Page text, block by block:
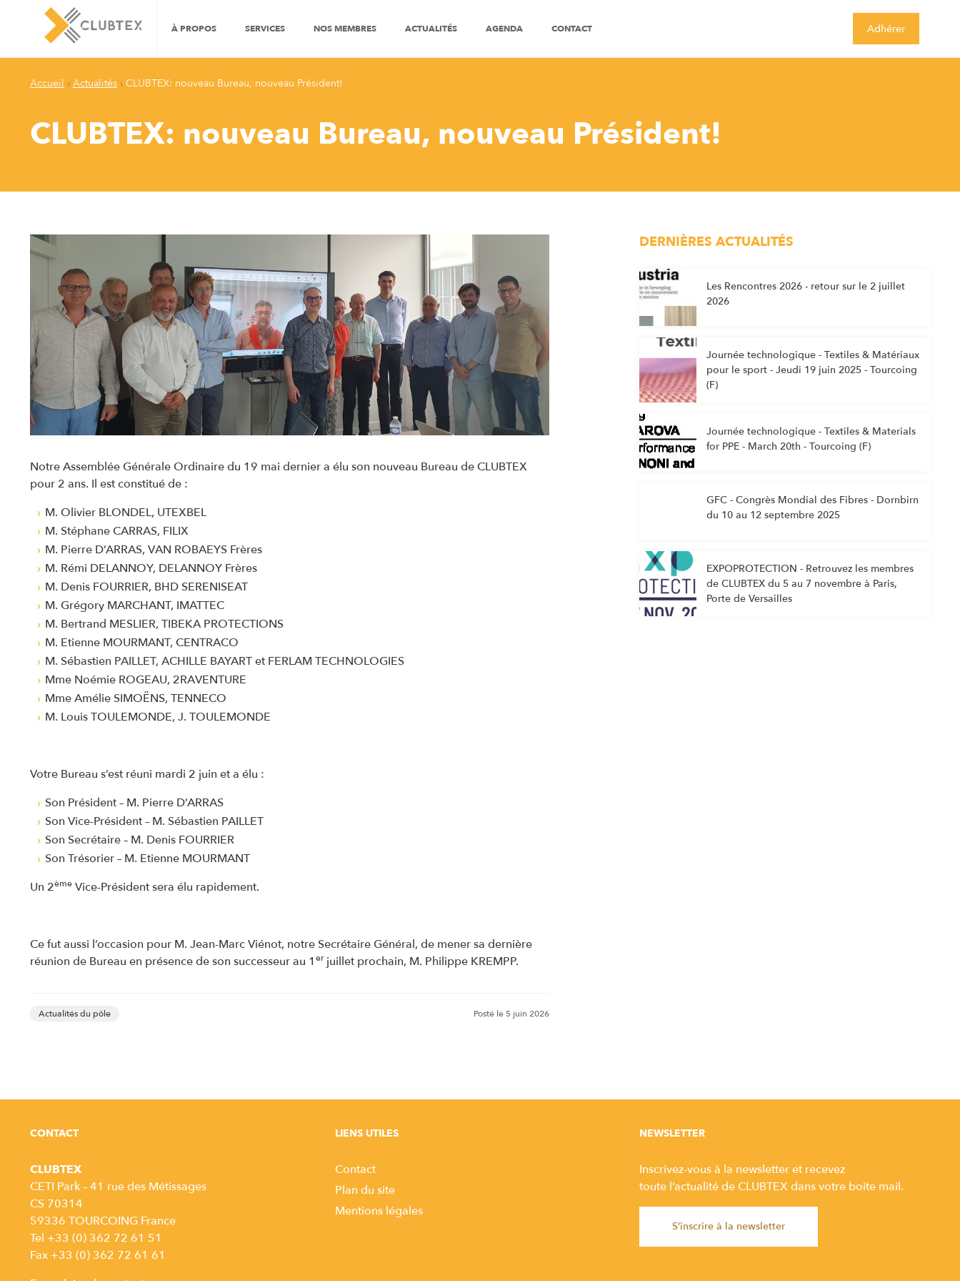
À PROPOS SERVICES NOS MEMBRES ACTUALITÉS AGENDA CONTACT Adhérer
Accueil › Actualités › CLUBTEX: nouveau Bureau, nouveau Président!
CLUBTEX: nouveau Bureau, nouveau Président!
Notre Assemblée Générale Ordinaire du 19 mai dernier a élu son nouveau Bureau de CLUBTEX
pour 2 ans. Il est constitué de :
M. Olivier BLONDEL, UTEXBEL
M. Stéphane CARRAS, FILIX
M. Pierre D’ARRAS, VAN ROBAEYS Frères
M. Rémi DELANNOY, DELANNOY Frères
M. Denis FOURRIER, BHD SERENISEAT
M. Grégory MARCHANT, IMATTEC
M. Bertrand MESLIER, TIBEKA PROTECTIONS
M. Etienne MOURMANT, CENTRACO
M. Sébastien PAILLET, ACHILLE BAYART et FERLAM TECHNOLOGIES
Mme Noémie ROGEAU, 2RAVENTURE
Mme Amélie SIMOËNS, TENNECO
M. Louis TOULEMONDE, J. TOULEMONDE
Votre Bureau s’est réuni mardi 2 juin et a élu :
Son Président – M. Pierre D’ARRAS
Son Vice-Président – M. Sébastien PAILLET
Son Secrétaire – M. Denis FOURRIER
Son Trésorier – M. Etienne MOURMANT
Un 2ème Vice-Président sera élu rapidement.
Ce fut aussi l’occasion pour M. Jean-Marc Viénot, notre Secrétaire Général, de mener sa dernière
réunion de Bureau en présence de son successeur au 1 erjuillet prochain, M. Philippe KREMPP.
Actualités du pôle Posté le5 juin 2026
DERNIÈRES ACTUALITÉS
Les Rencontres 2026 - retour sur le 2 juillet
2026
Journée technologique - Textiles & Matériaux
pour le sport - Jeudi 19 juin 2025 - Tourcoing
(F)
Journée technologique - Textiles & Materials
for PPE - March 20th - Tourcoing (F)
GFC - Congrès Mondial des Fibres - Dornbirn
du 10 au 12 septembre 2025
EXPOPROTECTION - Retrouvez les membres
de CLUBTEX du 5 au 7 novembre à Paris,
Porte de Versailles
CONTACT
CLUBTEX
CETI Park – 41 rue des Métissages
CS 70314
59336 TOURCOING France
Tel +33 (0) 362 72 61 51
Fax +33 (0) 362 72 61 61
LIENS UTILES
Contact
Plan du site
Mentions légales
NEWSLETTER
Inscrivez-vous à la newsletter et recevez
toute l’actualité de CLUBTEX dans votre boite mail.
S’inscrire à la newsletter